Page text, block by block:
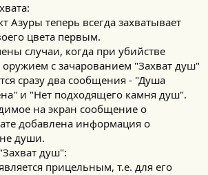
Азуры теперь всегда захватывает
цвета первым.
случаи, когда при убийстве
с зачарованием "Захват душ"
сразу два сообщения - "Душа
и "Нет подходящего камня душ".
на экран сообщение о
добавлена информация о
души.
душ":
прицельным, т.е. для его